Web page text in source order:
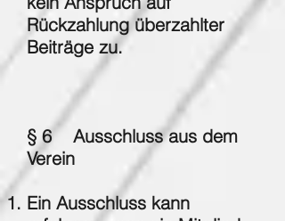
Rückzahlung überzahlter
Beiträge zu.
§ 6 Ausschluss aus dem
Verein
Ein Ausschluss kann